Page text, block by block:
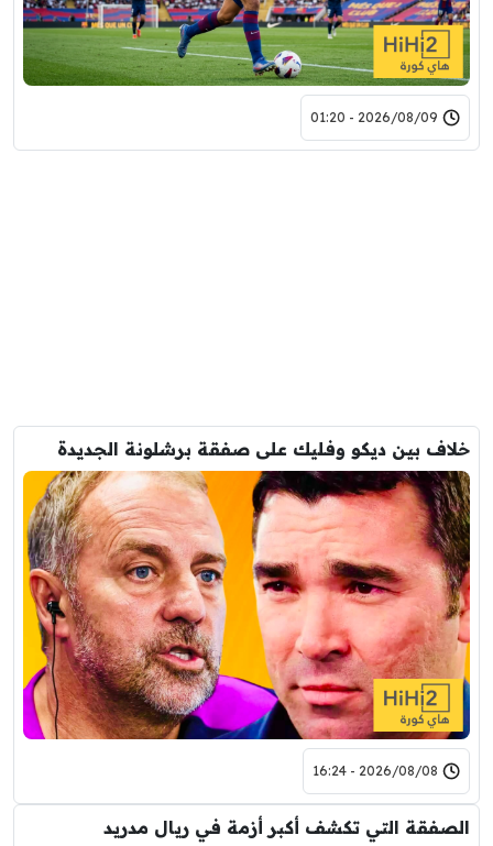
2026/08/09 - 01:20
خلاف بين ديكو وفليك على صفقة برشلونة الجديدة
2026/08/08 - 16:24
الصفقة التي تكشف أكبر أزمة في ريال مدريد